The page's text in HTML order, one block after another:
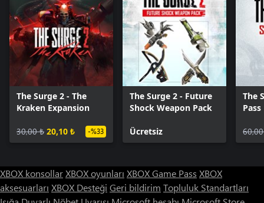
The Surge 2 - The
Kraken Expansion
30,00 ₺ 20,10 ₺ -%33
The Surge 2 - Future
Shock Weapon Pack
Ücretsiz
The
Pass
XBOX konsollarXBOX oyunları XBOX Game Pass XBOX
aksesuarları XBOX Desteği Geri bildirim Topluluk Standartları